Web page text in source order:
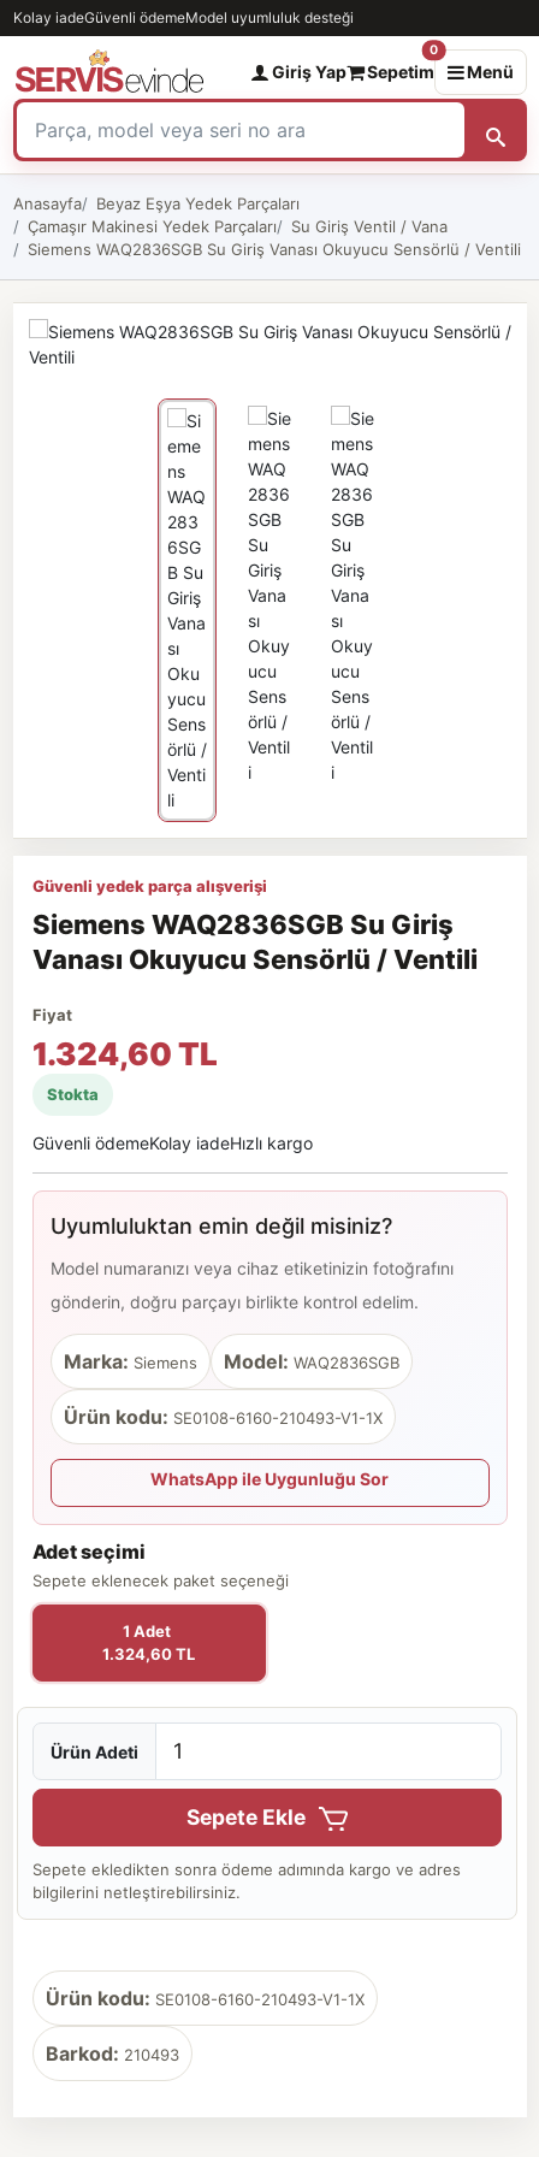
Kolay iadeGüvenli ödemeModel uyumluluk desteği
Giriş Yap Sepetim
0
Menü
Anasayfa
Beyaz Eşya Yedek Parçaları
Çamaşır Makinesi Yedek Parçaları
Su Giriş Ventil / Vana
Siemens WAQ2836SGB Su Giriş Vanası Okuyucu Sensörlü / Ventili
Güvenli yedek parça alışverişi
Siemens WAQ2836SGB Su Giriş
Vanası Okuyucu Sensörlü / Ventili
Fiyat
1.324,60 TL
Stokta
Güvenli ödemeKolay iadeHızlı kargo
Uyumluluktan emin değil misiniz?
Model numaranızı veya cihaz etiketinizin fotoğrafını
gönderin, doğru parçayı birlikte kontrol edelim.
Marka: Siemens Model: WAQ2836SGB
Ürün kodu: SE0108-6160-210493-V1-1X
WhatsApp ile Uygunluğu Sor
Adet seçimi
Sepete eklenecek paket seçeneği
1 Adet
1.324,60 TL
Ürün Adeti
Sepete Ekle
Sepete ekledikten sonra ödeme adımında kargo ve adres
bilgilerini netleştirebilirsiniz.
Ürün kodu: SE0108-6160-210493-V1-1X
Barkod: 210493